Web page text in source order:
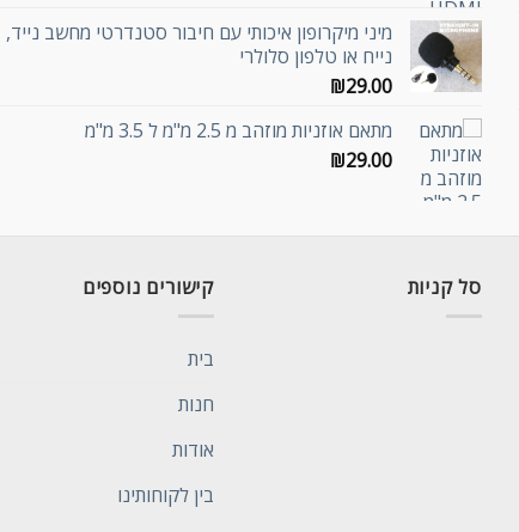
מיני מיקרופון איכותי עם חיבור סטנדרטי מחשב נייד,
נייח או טלפון סלולרי
₪29.00
מתאם אוזניות מוזהב מ 2.5 מ"מ ל 3.5 מ"מ
₪29.00
סל קניות קישורים נוספים
בית
חנות
אודות
בין לקוחותינו